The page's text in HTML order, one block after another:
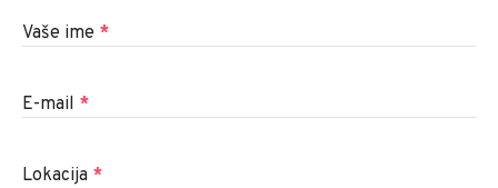
Vaše ime *
E-mail *
Lokacija *